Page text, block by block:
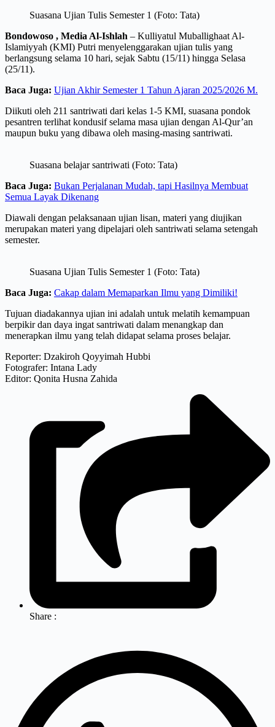
Suasana Ujian Tulis Semester 1 (Foto: Tata)
Bondowoso , Media Al-Ishlah – Kulliyatul Muballighaat Al-
Islamiyyah (KMI) Putri menyelenggarakan ujian tulis yang
berlangsung selama 10 hari, sejak Sabtu (15/11) hingga Selasa
(25/11).
Baca Juga: Ujian Akhir Semester 1 Tahun Ajaran 2025/2026 M.
Diikuti oleh 211 santriwati dari kelas 1-5 KMI, suasana pondok
pesantren terlihat kondusif selama masa ujian dengan Al-Qur’an
maupun buku yang dibawa oleh masing-masing santriwati.
Suasana belajar santriwati (Foto: Tata)
Baca Juga: Bukan Perjalanan Mudah, tapi Hasilnya Membuat
Semua Layak Dikenang
Diawali dengan pelaksanaan ujian lisan, materi yang diujikan
merupakan materi yang dipelajari oleh santriwati selama setengah
semester.
Suasana Ujian Tulis Semester 1 (Foto: Tata)
Baca Juga: Cakap dalam Memaparkan Ilmu yang Dimiliki!
Tujuan diadakannya ujian ini adalah untuk melatih kemampuan
berpikir dan daya ingat santriwati dalam menangkap dan
menerapkan ilmu yang telah didapat selama proses belajar.
Reporter: Dzakiroh Qoyyimah Hubbi
Fotografer: Intana Lady
Editor: Qonita Husna Zahida
Share :